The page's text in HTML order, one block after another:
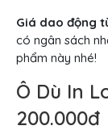
Giá dao động
có ngân sách
phẩm này nhé!
Ô Dù In
200.000đ